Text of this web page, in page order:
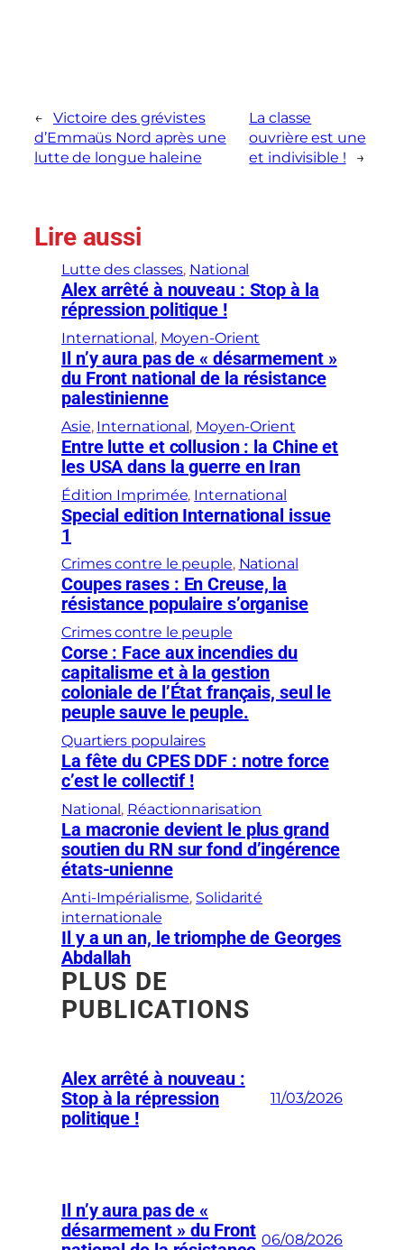
←
Victoire des grévistes
d’Emmaüs Nord après une
lutte de longue haleine
La classe
ouvrière est une
et indivisible !
→
Lire aussi
Lutte des classes, National
Alex arrêté à nouveau : Stop à la
répression politique !
International, Moyen-Orient
Il n’y aura pas de « désarmement »
du Front national de la résistance
palestinienne
Asie, International, Moyen-Orient
Entre lutte et collusion : la Chine et
les USA dans la guerre en Iran
Édition Imprimée, International
Special edition International issue
1
Crimes contre le peuple, National
Coupes rases : En Creuse, la
résistance populaire s’organise
Crimes contre le peuple
Corse : Face aux incendies du
capitalisme et à la gestion
coloniale de l’État français, seul le
peuple sauve le peuple.
Quartiers populaires
La fête du CPES DDF : notre force
c’est le collectif !
National, Réactionnarisation
La macronie devient le plus grand
soutien du RN sur fond d’ingérence
états-unienne
Anti-Impérialisme, Solidarité
internationale
Il y a un an, le triomphe de Georges
Abdallah
PLUS DE
PUBLICATIONS
Alex arrêté à nouveau :
Stop à la répression
politique !
11/03/2026
Il n’y aura pas de «
désarmement » du Front 06/08/2026